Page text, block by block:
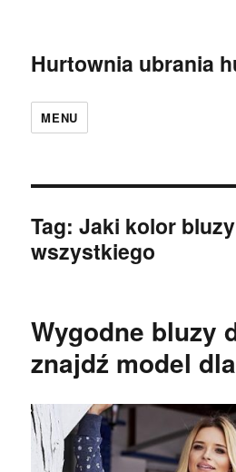
Hurtownia ubrania
MENU
Tag:Jaki kolor
wszystkiego
Wygodne bluzy
znajdź model